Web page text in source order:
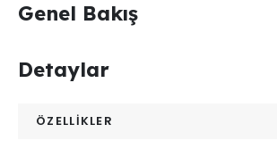
Genel Bakış
Detaylar
ÖZELLİKLER